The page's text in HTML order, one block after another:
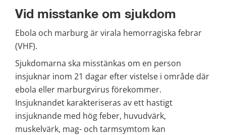
Vid misstanke om sjukdom
Ebola och marburg är virala hemorragiska febrar
(VHF).
Sjukdomarna ska misstänkas om en person
insjuknar inom 21 dagar efter vistelse i område där
ebola eller marburgvirus förekommer.
Insjuknandet karakteriseras av ett hastigt
insjuknande med hög feber, huvudvärk,
muskelvärk, mag- och tarmsymtom kan